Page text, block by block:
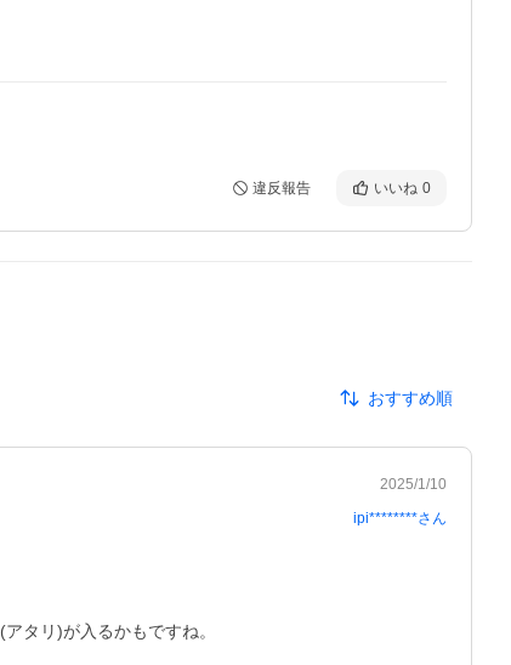
違反報告 いいね 0
おすすめ順
2025/1/10
ipi********さん
タリ)が入るかもですね。